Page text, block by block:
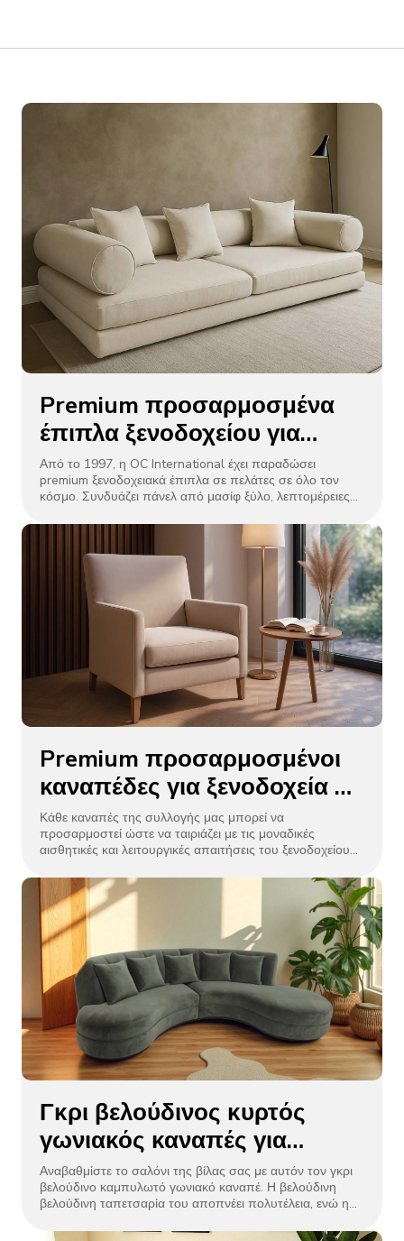
Premium προσαρμοσμένα
έπιπλα ξενοδοχείου για
καταλύματα 5 αστέρων |
Κατασκευάζεται στο
Dongguan από την OC
International
Από το 1997, η OC International έχει παραδώσει
premium ξενοδοχειακά έπιπλα σε πελάτες σε όλο τον
κόσμο. Συνδυάζει πάνελ από μασίφ ξύλο, λεπτομέρειες
γρατσουνιές για μακροζωία.
Premium προσαρμοσμένοι
καναπέδες για ξενοδοχεία 5
αστέρων από την OC
Furniture
Κάθε καναπές της συλλογής μας μπορεί να
προσαρμοστεί ώστε να ταιριάζει με τις μοναδικές
αισθητικές και λειτουργικές απαιτήσεις του ξενοδοχείου
πλαισίων, προσφέρουμε μια ποικιλία επιλογών που
ταιριάζουν στις συγκεκριμένες ανάγκες σας,
διασφαλίζοντας ότι ο καναπές σας όχι μόνο φαίνεται
εκπληκτικός αλλά και ενισχύει τη συνολική ατμόσφαιρα
του λόμπι, των σαλονιών ή των δωματίων σας.
Γκρι βελούδινος κυρτός
γωνιακός καναπές για
σαλόνι βίλας
Αναβαθμίστε το σαλόνι της βίλας σας με αυτόν τον γκρι
βελούδινο καμπυλωτό γωνιακό καναπέ. Η βελούδινη
βελούδινη ταπετσαρία του αποπνέει πολυτέλεια, ενώ η
χοντρά μαξιλάρια εξασφαλίζουν άνετη χαλάρωση, ιδανικά